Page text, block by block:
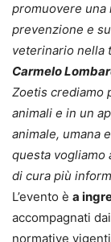
promuovere una
prevenzione e
veterinario nella
Carmelo
Zoetis crediamo
animali e in un
animale, umana
questa vogliamo
di cura più
L’evento è a
accompagnati
normative